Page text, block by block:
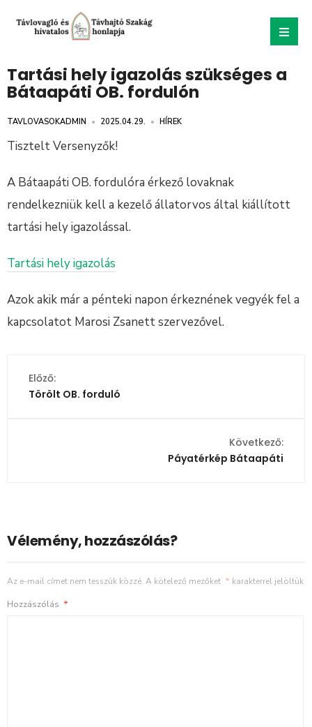
Tartási hely igazolás szükséges a
Bátaapáti OB. fordulón
TAVLOVASOKADMIN • 2025.04.29. • HÍREK
Tisztelt Versenyzők!
A Bátaapáti OB. fordulóra érkező lovaknak
rendelkezniük kell a kezelő állatorvos által kiállított
tartási hely igazolással.
Tartási hely igazolás
Azok akik már a pénteki napon érkeznének vegyék fel a
kapcsolatot Marosi Zsanett szervezővel.
Előző:
Törölt OB. forduló
Következő:
Páyatérkép Bátaapáti
Vélemény, hozzászólás?
Az e-mail címet nem tesszük közzé. A kötelező mezőket * karakterrel jelöltük
Hozzászólás *